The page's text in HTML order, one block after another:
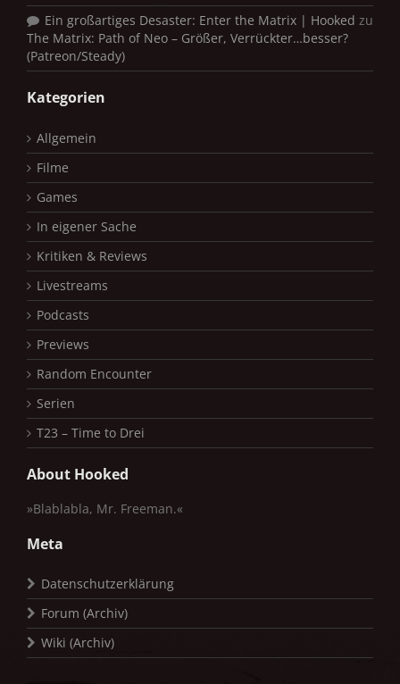
Ein großartiges Desaster: Enter the Matrix | Hooked zu
The Matrix: Path of Neo – Größer, Verrückter…besser?
(Patreon/Steady)
Kategorien
Allgemein
Filme
Games
In eigener Sache
Kritiken & Reviews
Livestreams
Podcasts
Previews
Random Encounter
Serien
T23 – Time to Drei
About Hooked
»Blablabla, Mr. Freeman.«
Meta
Datenschutzerklärung
Forum (Archiv)
Wiki (Archiv)